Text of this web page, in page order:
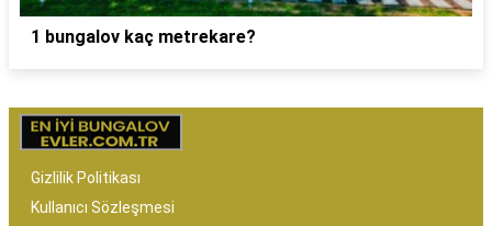
1 bungalov kaç metrekare?
Gizlilik Politikası
Kullanıcı Sözleşmesi